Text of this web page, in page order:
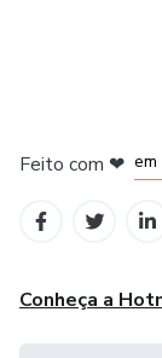
Feito com ❤ em
Conheça a